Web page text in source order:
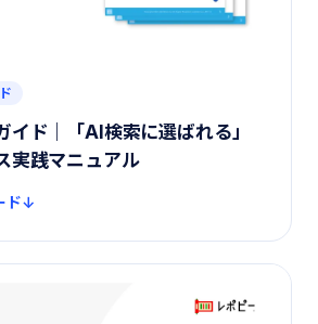
イド｜「AI検索に選ばれる」
実践マニュアル
ド